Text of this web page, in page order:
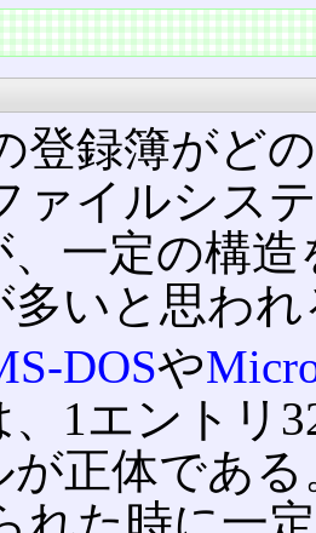
登録簿がど
ァイルシス
一定の構
いと思われ
DOSや
、1エントリ
が正体であ
れた時に一